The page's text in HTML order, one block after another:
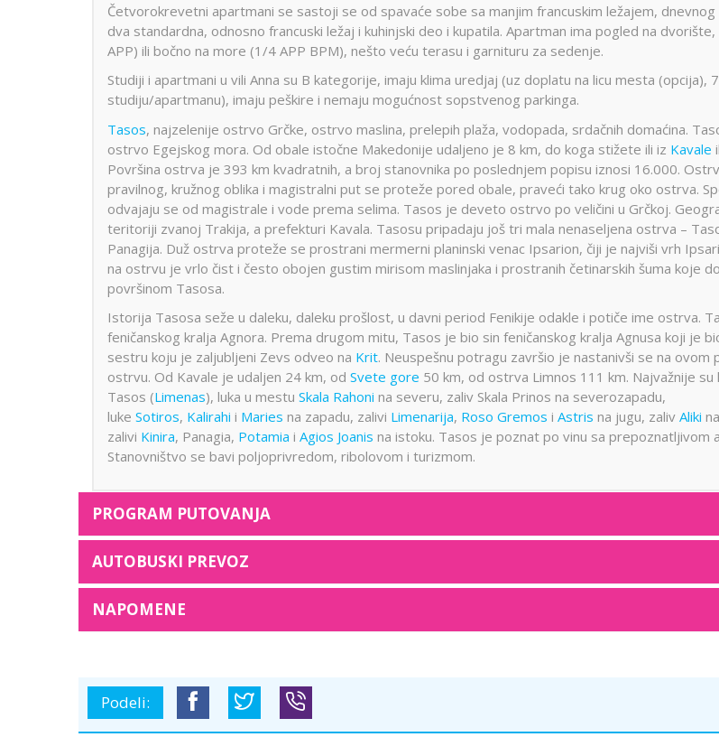
Četvorokrevetni apartmani se sastoji se od spavaće sobe sa manjim francuskim ležajem,
dva standardna, odnosno francuski ležaj i kuhinjski deo i kupatila. Apartman ima pogled na
APP) ili bočno na more (1/4 APP BPM), nešto veću terasu i garnituru za sedenje.
Studiji i apartmani u vili Anna su B kategorije, imaju klima uredjaj (uz doplatu na licu mesta (opcija),
studiju/apartmanu), imaju peškire i nemaju mogućnost sopstvenog parkinga.
Tasos, najzelenije ostrvo Grčke, ostrvo maslina, prelepih plaža, vodopada, srdačnih domaćina.
ostrvo Egejskog mora. Od obale istočne Makedonije udaljeno je 8 km, do koga stižete ili iz Kavale
Površina ostrva je 393 km kvadratnih, a broj stanovnika po poslednjem popisu iznosi 16.000.
pravilnog, kružnog oblika i magistralni put se proteže pored obale, praveći tako krug oko ostrva.
odvajaju se od magistrale i vode prema selima. Tasos je deveto ostrvo po veličini u Grčkoj.
teritoriji zvanoj Trakija, a prefekturi Kavala. Tasosu pripadaju još tri mala nenaseljena ostrva –
Panagija. Duž ostrva proteže se prostrani mermerni planinski venac Ipsarion, čiji je najviši vrh
na ostrvu je vrlo čist i često obojen gustim mirisom maslinjaka i prostranih četinarskih šuma koje
površinom Tasosa.
Istorija Tasosa seže u daleku, daleku prošlost, u davni period Fenikije odakle i potiče ime ostrva.
feničanskog kralja Agnora. Prema drugom mitu, Tasos je bio sin feničanskog kralja Agnusa koji je
sestru koju je zaljubljeni Zevs odveo na Krit. Neuspešnu potragu završio je nastanivši se na ovom
ostrvu. Od Kavale je udaljen 24 km, od Svete gore 50 km, od ostrva Limnos 111 km. Najvažnije su
Tasos (Limenas), luka u mestu Skala Rahoni na severu, zaliv Skala Prinos na severozapadu,
luke Sotiros, Kalirahi i Maries na zapadu, zalivi Limenarija, Roso Gremos i Astris na jugu, zaliv Aliki
zalivi Kinira, Panagia, Potamia i Agios Joanis na istoku. Tasos je poznat po vinu sa prepoznatljivom
Stanovništvo se bavi poljoprivredom, ribolovom i turizmom.
PROGRAM PUTOVANJA
AUTOBUSKI PREVOZ
NAPOMENE
Podeli: